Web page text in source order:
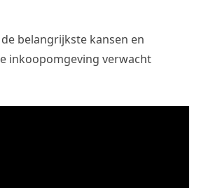
belangrijkste kansen en
inkoopomgeving verwacht